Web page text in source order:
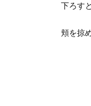
下ろす
頬を掠